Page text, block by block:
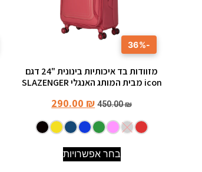
-36%
מזוודות בד איכותיות בינונית "24 דגם
icon מבית המותג האנגלי SLAZENGER
450.00₪
290.00 ₪
בחר אפשרויות